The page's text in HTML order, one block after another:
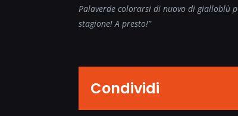
Palaverde colorarsi di nuovo di gialloblù
stagione! A presto!”
Condividi